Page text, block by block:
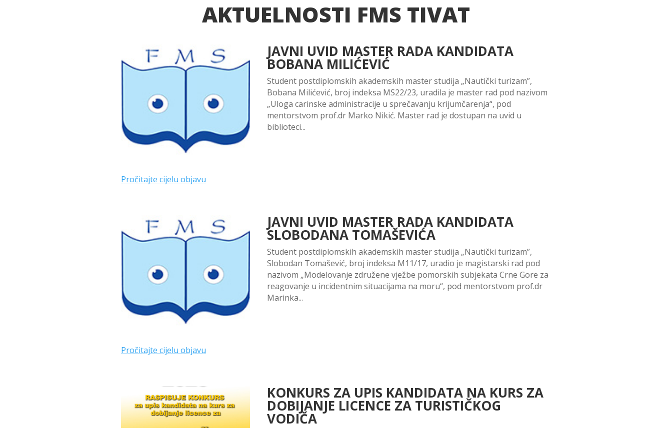
AKTUELNOSTI FMS TIVAT
JAVNI UVID MASTER RADA KANDIDATA
BOBANA MILIĆEVIĆ
Student postdiplomskih akademskih master studija „Nautički turizam”,
Bobana Milićević, broj indeksa MS22/23, uradila je master rad pod nazivom
„Uloga carinske administracije u sprečavanju krijumčarenja“, pod
mentorstvom prof.dr Marko Nikić. Master rad je dostupan na uvid u
biblioteci...
Pročitajte cijelu objavu
JAVNI UVID MASTER RADA KANDIDATA
SLOBODANA TOMAŠEVIĆA
Student postdiplomskih akademskih master studija „Nautički turizam”,
Slobodan Tomašević, broj indeksa M11/17, uradio je magistarski rad pod
nazivom „Modelovanje združene vježbe pomorskih subjekata Crne Gore za
reagovanje u incidentnim situacijama na moru“, pod mentorstvom prof.dr
Marinka...
Pročitajte cijelu objavu
KONKURS ZA UPIS KANDIDATA NA KURS ZA
DOBIJANJE LICENCE ZA TURISTIČKOG
VODIČA